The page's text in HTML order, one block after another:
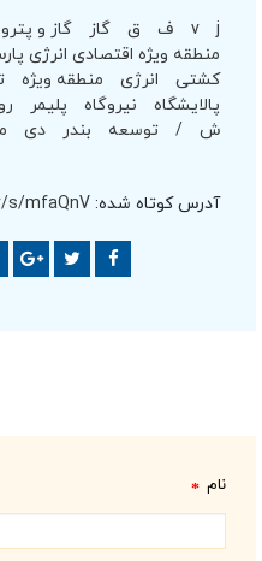
v ف ق گاز گاز و
منطقه ویژه اقتصادی انرژی
کشتی
انرژی منطقه ویژه
پالایشگاه
نیروگاه پلیمر
ش
/ توسعه بندر دی
آدرس کوتاه شده: s/mfaQnV
نام *